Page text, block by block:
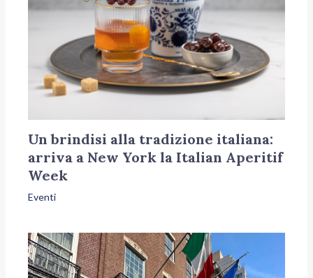
Un brindisi alla tradizione italiana:
arriva a New York la Italian Aperitif
Week
Eventi